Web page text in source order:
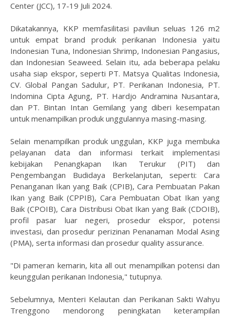
Center (JCC), 17-19 Juli 2024.
Dikatakannya, KKP memfasilitasi paviliun seluas 126 m2
untuk empat brand produk perikanan Indonesia yaitu
Indonesian Tuna, Indonesian Shrimp, Indonesian Pangasius,
dan Indonesian Seaweed. Selain itu, ada beberapa pelaku
usaha siap ekspor, seperti PT. Matsya Qualitas Indonesia,
CV. Global Pangan Sadulur, PT. Perikanan Indonesia, PT.
Indomina Cipta Agung, PT. Hardjo Andramina Nusantara,
dan PT. Bintan Intan Gemilang yang diberi kesempatan
untuk menampilkan produk unggulannya masing-masing.
Selain menampilkan produk unggulan, KKP juga membuka
pelayanan data dan informasi terkait implementasi
kebijakan Penangkapan Ikan Terukur (PIT) dan
Pengembangan Budidaya Berkelanjutan, seperti: Cara
Penanganan Ikan yang Baik (CPIB), Cara Pembuatan Pakan
Ikan yang Baik (CPPIB), Cara Pembuatan Obat Ikan yang
Baik (CPOIB), Cara Distribusi Obat Ikan yang Baik (CDOIB),
profil pasar luar negeri, prosedur ekspor, potensi
investasi, dan prosedur perizinan Penanaman Modal Asing
(PMA), serta informasi dan prosedur quality assurance.
"Di pameran kemarin, kita all out menampilkan potensi dan
keunggulan perikanan Indonesia," tutupnya.
Sebelumnya, Menteri Kelautan dan Perikanan Sakti Wahyu
Trenggono mendorong peningkatan keterampilan